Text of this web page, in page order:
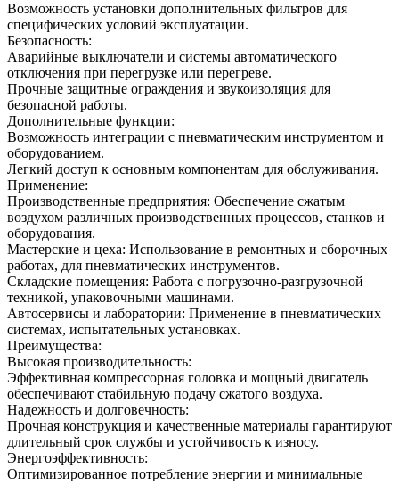
Возможность установки дополнительных фильтров для
специфических условий эксплуатации.
Безопасность:
Аварийные выключатели и системы автоматического
отключения при перегрузке или перегреве.
Прочные защитные ограждения и звукоизоляция для
безопасной работы.
Дополнительные функции:
Возможность интеграции с пневматическим инструментом и
оборудованием.
Легкий доступ к основным компонентам для обслуживания.
Применение:
Производственные предприятия: Обеспечение сжатым
воздухом различных производственных процессов, станков и
оборудования.
Мастерские и цеха: Использование в ремонтных и сборочных
работах, для пневматических инструментов.
Складские помещения: Работа с погрузочно-разгрузочной
техникой, упаковочными машинами.
Автосервисы и лаборатории: Применение в пневматических
системах, испытательных установках.
Преимущества:
Высокая производительность:
Эффективная компрессорная головка и мощный двигатель
обеспечивают стабильную подачу сжатого воздуха.
Надежность и долговечность:
Прочная конструкция и качественные материалы гарантируют
длительный срок службы и устойчивость к износу.
Энергоэффективность:
Оптимизированное потребление энергии и минимальные